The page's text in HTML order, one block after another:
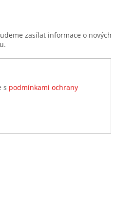
zasílat informace o nových
s podmínkami ochrany